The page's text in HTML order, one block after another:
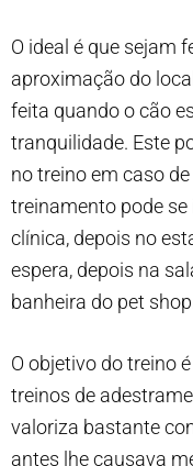
O ideal é que sejam
aproximação do
feita quando o cão
tranquilidade. Este
no treino em caso
treinamento pode
clínica, depois no
espera, depois na
banheira do pet
O objetivo do treino
treinos de
valoriza bastante
antes lhe causava